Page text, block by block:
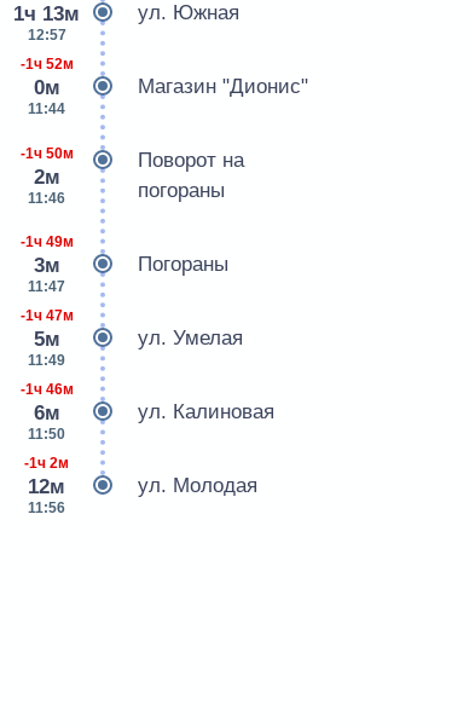
1ч 13м
12:57
ул. Южная
-1ч 52м
0м
11:44
Магазин "Дионис"
-1ч 50м
2м
11:46
Поворот на
погораны
-1ч 49м
3м
11:47
Погораны
-1ч 47м
5м
11:49
ул. Умелая
-1ч 46м
6м
11:50
ул. Калиновая
-1ч 2м
12м
11:56
ул. Молодая